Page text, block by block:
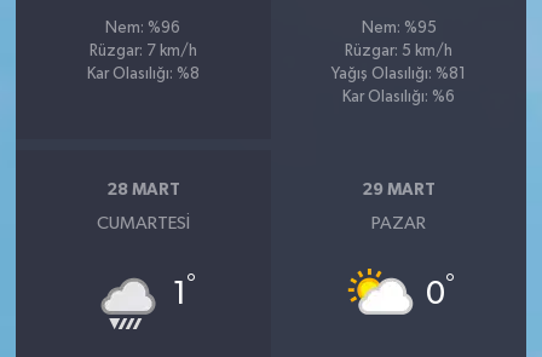
Nem: %96
Rüzgar: 7 km/h
Kar Olasılığı: %8
Nem: %95
Rüzgar: 5 km/h
Yağış Olasılığı: %81
Kar Olasılığı: %6
28 MART
CUMARTESI
1 °
29 MART
PAZAR
0°